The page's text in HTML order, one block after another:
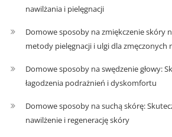
nawilżania i pielęgnacji
Domowe sposoby na zmiękczenie skóry
metody pielęgnacji i ulgi dla zmęczonych
Domowe sposoby na swędzenie głowy:
łagodzenia podrażnień i dyskomfortu
Domowe sposoby na suchą skórę:
nawilżenie i regenerację skóry